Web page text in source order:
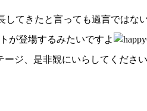
してきたと言っても過言ではな
が登場するみたいですよ
ージ、是非観にいらしてくださ